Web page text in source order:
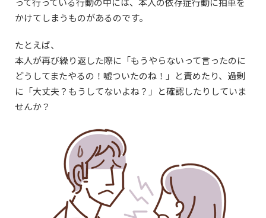
かけてしまうものがあるのです。
たとえば、
本人が再び繰り返した際に「もうやらないって言ったのに
どうしてまたやるの！嘘ついたのね！」と責めたり、過剰
に「大丈夫？もうしてないよね？」と確認したりしていま
せんか？